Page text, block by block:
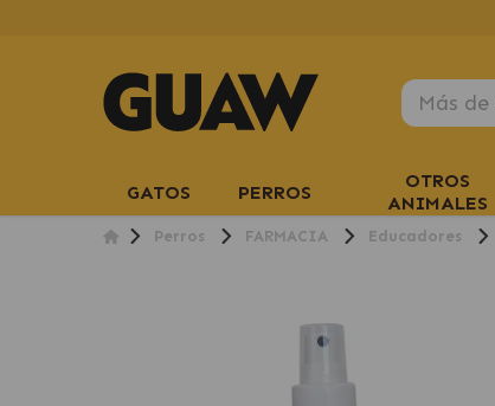
GATOS PERROS
OTROS
ANIMALES
Perros FARMACIA Educadores